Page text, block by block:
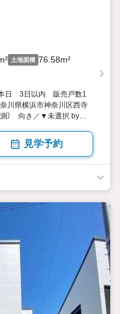
土地面積 76.58m²
本日 3日以内 販売戸数1
県横浜市神奈川区西寺
） 向き／▼未選択 by
見学予約